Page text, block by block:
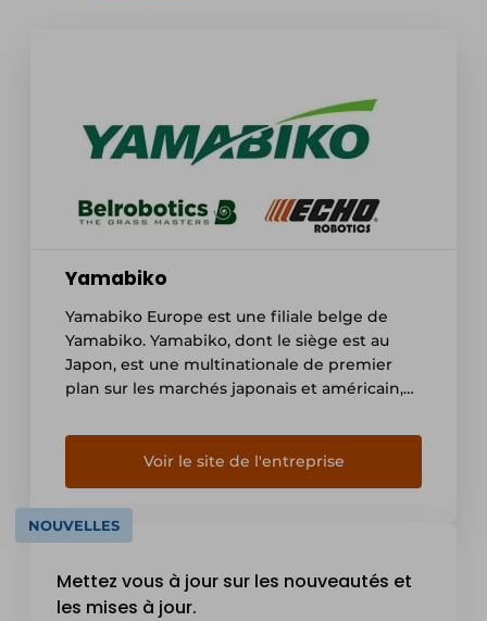
Yamabiko
Yamabiko Europe est une filiale belge de
Yamabiko. Yamabiko, dont le siège est au
Japon, est une multinationale de premier
plan sur les marchés japonais et américain,
Asie et dans d'autres pays. Yamabiko
fabrique et commercialise des machines
manuelles pour l'extérieur, des machines
agricoles, des machines industrielles et des
robots. www.yamabiko.eu/nl
www.echorobotics.com/nl-be
Voir le site de l'entreprise
NOUVELLES
Mettez vous à jour sur les nouveautés et
les mises à jour.